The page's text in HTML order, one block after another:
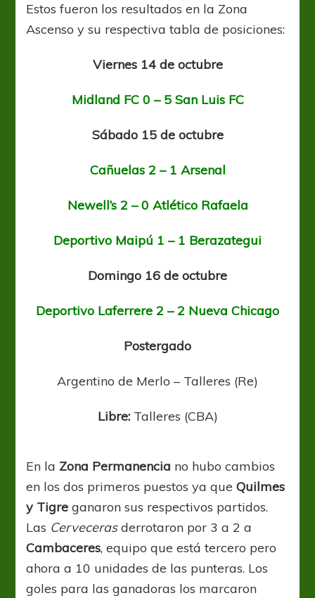
Estos fueron los resultados en la Zona
Ascenso y su respectiva tabla de posiciones:
Viernes 14 de octubre
Midland FC 0 – 5 San Luis FC
Sábado 15 de octubre
Cañuelas 2 – 1 Arsenal
Newell’s 2 – 0 Atlético Rafaela
Deportivo Maipú 1 – 1 Berazategui
Domingo 16 de octubre
Deportivo Laferrere 2 – 2 Nueva Chicago
Postergado
Argentino de Merlo – Talleres (Re)
Libre:Talleres (CBA)
En la Zona Permanencia no hubo cambios
en los dos primeros puestos ya queQuilmes
y Tigre ganaron sus respectivos partidos.
Las Cervecerasderrotaron por 3 a 2 a
Cambaceres, equipo que está tercero pero
ahora a 10 unidades de las punteras. Los
goles para las ganadoras los marcaron